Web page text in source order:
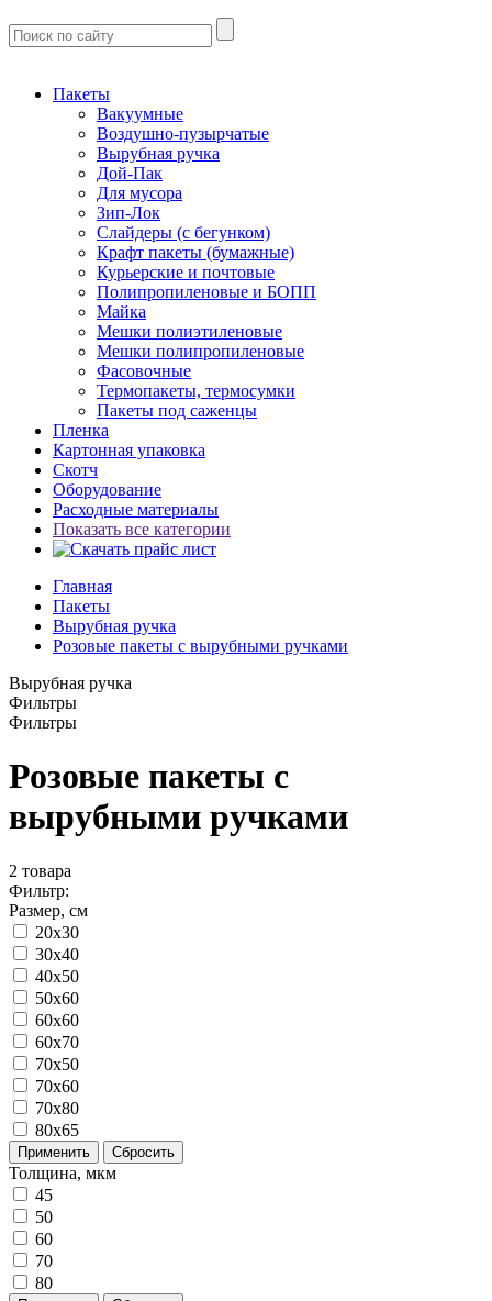
Пакеты
Вакуумные
Воздушно-пузырчатые
Вырубная ручка
Дой-Пак
Для мусора
Зип-Лок
Слайдеры (с бегунком)
Крафт пакеты (бумажные)
Курьерские и почтовые
Полипропиленовые и БОПП
Майка
Мешки полиэтиленовые
Мешки полипропиленовые
Фасовочные
Термопакеты, термосумки
Пакеты под саженцы
Пленка
Картонная упаковка
Скотч
Оборудование
Расходные материалы
Показать все категории
Главная
Пакеты
Вырубная ручка
Розовые пакеты с вырубными ручками
Вырубная ручка
Фильтры
Фильтры
Розовые пакеты с
вырубными ручками
2 товара
Фильтр:
Размер, см
20x30
30x40
40x50
50x60
60x60
60x70
70x50
70x60
70x80
80x65
Применить Сбросить
Толщина, мкм
45
50
60
70
80